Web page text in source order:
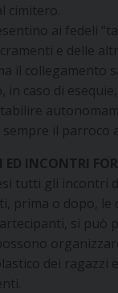
ai fedeli
e delle
il collegamento
in caso di
il parroco
ED INCONTRI
tutti gli incontri
prima o dopo, le
si può
dei